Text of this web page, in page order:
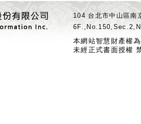
104 台北市中山區
本網站智慧財產權
未經正式書面授權